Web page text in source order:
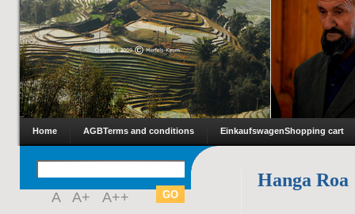
Home AGBTerms and conditions EinkaufswagenShopping cart
A A+ A++
Hanga Roa